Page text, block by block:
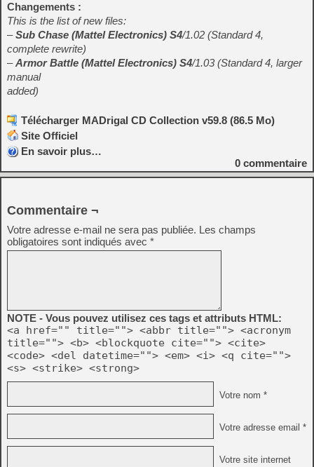
Changements :
This is the list of new files:
–Sub Chase (Mattel Electronics) S4/1.02 (Standard 4,
complete rewrite)
–Armor Battle (Mattel Electronics) S4/1.03 (Standard 4, larger
manual
added)
Télécharger MADrigal CD Collection v59.8 (86.5 Mo)
Site Officiel
En savoir plus…
0 commentaire
Commentaire ¬
Votre adresse e-mail ne sera pas publiée. Les champs
obligatoires sont indiqués avec *
NOTE - Vous pouvez utilisez ces tags et attributs HTML:
<a href="" title=""> <abbr title=""> <acronym
title=""> <b> <blockquote cite=""> <cite>
<code> <del datetime=""> <em> <i> <q cite="">
<s> <strike> <strong>
Votre nom *
Votre adresse email *
Votre site internet